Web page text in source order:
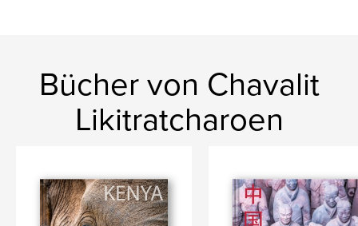
Bücher von Chavalit
Likitratcharoen